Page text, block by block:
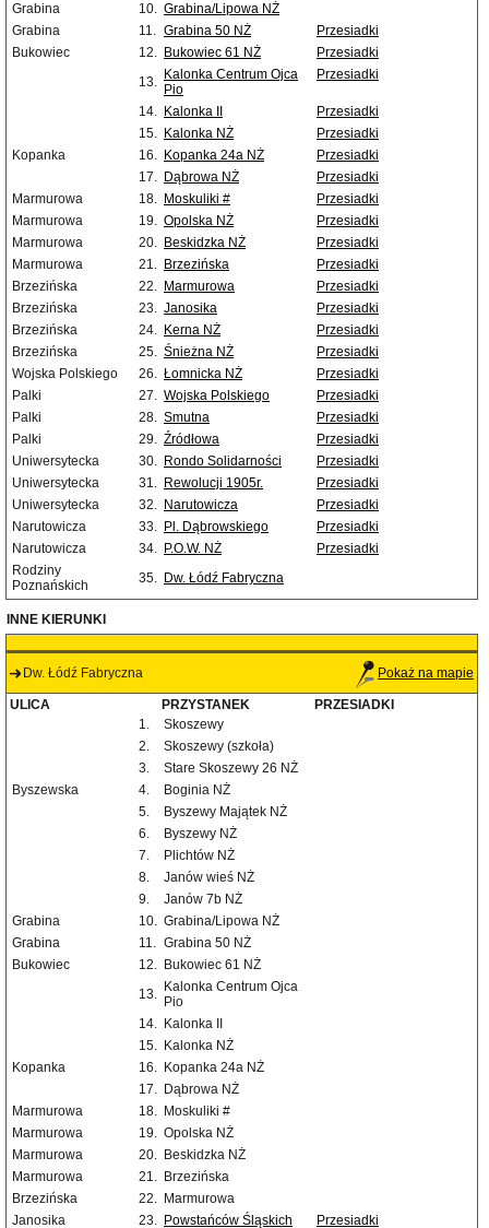
Grabina
10. Grabina/Lipowa NŻ
Grabina
11. Grabina 50 NŻ
Przesiadki
Bukowiec
12. Bukowiec 61 NŻ
Przesiadki
13. Kalonka Centrum Ojca
Pio
Przesiadki
14. Kalonka II
Przesiadki
15. Kalonka NŻ
Przesiadki
Kopanka
16. Kopanka 24a NŻ
Przesiadki
17. Dąbrowa NŻ
Przesiadki
Marmurowa
18. Moskuliki #
Przesiadki
Marmurowa
19. Opolska NŻ
Przesiadki
Marmurowa
20. Beskidzka NŻ
Przesiadki
Marmurowa
21. Brzezińska
Przesiadki
Brzezińska
22. Marmurowa
Przesiadki
Brzezińska
23. Janosika
Przesiadki
Brzezińska
24. Kerna NŻ
Przesiadki
Brzezińska
25. Śnieżna NŻ
Przesiadki
Wojska Polskiego
26. Łomnicka NŻ
Przesiadki
Palki
27. Wojska Polskiego
Przesiadki
Palki
28. Smutna
Przesiadki
Palki
29. Źródłowa
Przesiadki
Uniwersytecka
30. Rondo Solidarności
Przesiadki
Uniwersytecka
31. Rewolucji 1905r.
Przesiadki
Uniwersytecka
32. Narutowicza
Przesiadki
Narutowicza
33. Pl. Dąbrowskiego
Przesiadki
Narutowicza
34. P.O.W. NŻ
Przesiadki
Rodziny
Poznańskich
35. Dw. Łódź Fabryczna
INNE KIERUNKI
Dw. Łódź Fabryczna Pokaż na mapie
ULICA PRZYSTANEK
PRZESIADKI
1.
Skoszewy
2.
Skoszewy (szkoła)
3.
Stare Skoszewy 26 NŻ
Byszewska
4.
Boginia NŻ
5.
Byszewy Majątek NŻ
6.
Byszewy NŻ
7.
Plichtów NŻ
8.
Janów wieś NŻ
9.
Janów 7b NŻ
Grabina
10. Grabina/Lipowa NŻ
Grabina
11. Grabina 50 NŻ
Bukowiec
12. Bukowiec 61 NŻ
13. Kalonka Centrum Ojca
Pio
14. Kalonka II
15. Kalonka NŻ
Kopanka
16. Kopanka 24a NŻ
17. Dąbrowa NŻ
Marmurowa
18. Moskuliki #
Marmurowa
19. Opolska NŻ
Marmurowa
20. Beskidzka NŻ
Marmurowa
21. Brzezińska
Brzezińska
22. Marmurowa
Janosika
23. Powstańców Śląskich Przesiadki